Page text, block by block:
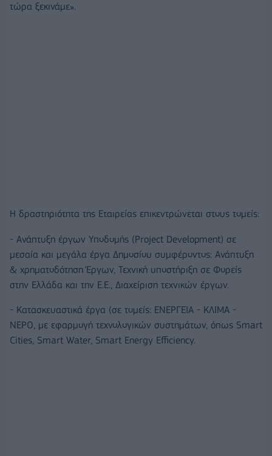
τώρα ξεκινάμε».
Η δραστηριότητα της Εταιρείας επικεντρώνεται στους τομείς:
- Ανάπτυξη έργων Υποδομής (Project Development) σε
μεσαία και μεγάλα έργα Δημοσίου συμφέροντος: Ανάπτυξη
& χρηματοδότηση Έργων, Τεχνική υποστήριξη σε Φορείς
στην Ελλάδα και την Ε.Ε., Διαχείριση τεχνικών έργων.
- Κατασκευαστικά έργα (σε τομείς: ΕΝΕΡΓΕΙΑ - ΚΛΙΜΑ -
ΝΕΡΟ, με εφαρμογή τεχνολογικών συστημάτων, όπως Smart
Cities, Smart Water, Smart Energy Efficiency.